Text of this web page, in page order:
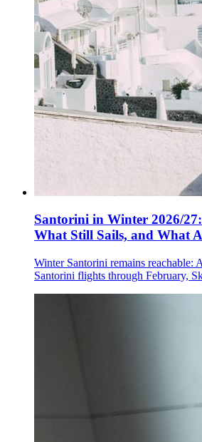
Santorini in Winter 2026/
What Still Sails, and What
Winter Santorini remains reachable:
Santorini flights through February,